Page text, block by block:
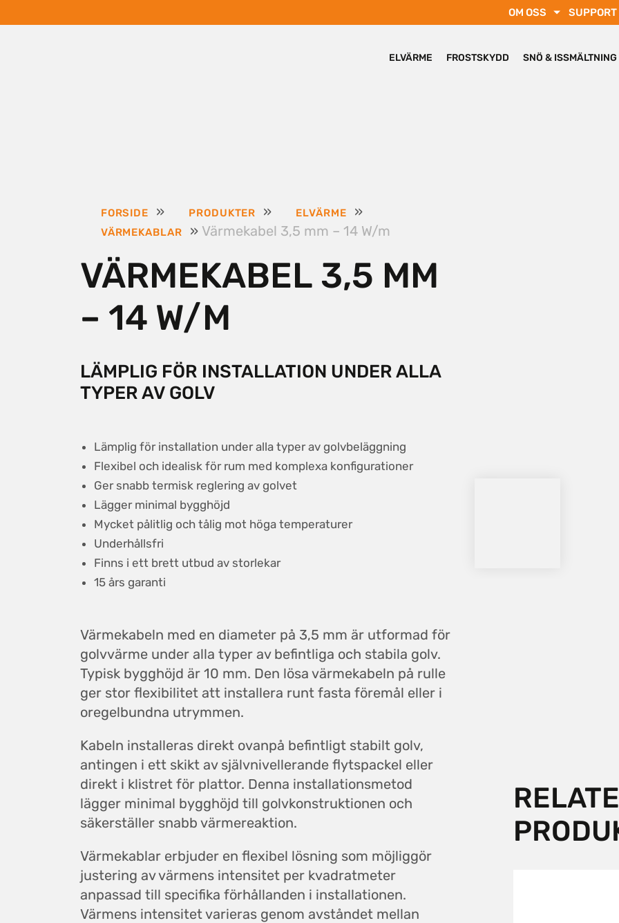
OM OSS SUPPORT
ELVÄRME FROSTSKYDD SNÖ & ISSMÄLTNING
FORSIDE » PRODUKTER » ELVÄRME »
VÄRMEKABLAR » Värmekabel 3,5 mm – 14 W/m
VÄRMEKABEL 3,5 MM
– 14 W/M
LÄMPLIG FÖR INSTALLATION UNDER ALLA
TYPER AV GOLV
Lämplig för installation under alla typer av golvbeläggning
Flexibel och idealisk för rum med komplexa konfigurationer
Ger snabb termisk reglering av golvet
Lägger minimal bygghöjd
Mycket pålitlig och tålig mot höga temperaturer
Underhållsfri
Finns i ett brett utbud av storlekar
15 års garanti
Värmekabeln med en diameter på 3,5 mm är utformad för
golvvärme under alla typer av befintliga och stabila golv.
Typisk bygghöjd är 10 mm. Den lösa värmekabeln på rulle
ger stor flexibilitet att installera runt fasta föremål eller i
oregelbundna utrymmen.
Kabeln installeras direkt ovanpå befintligt stabilt golv,
antingen i ett skikt av självnivellerande flytspackel eller
direkt i klistret för plattor. Denna installationsmetod
lägger minimal bygghöjd till golvkonstruktionen och
säkerställer snabb värmereaktion.
Värmekablar erbjuder en flexibel lösning som möjliggör
justering av värmens intensitet per kvadratmeter
anpassad till specifika förhållanden i installationen.
Värmens intensitet varieras genom avståndet mellan